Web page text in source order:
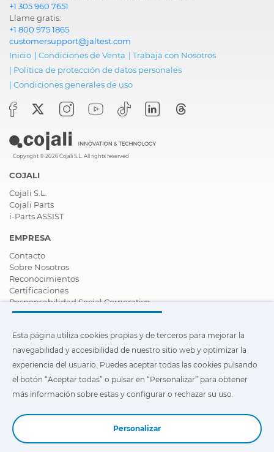
+1 305 960 7651
Llame gratis:
+1 800 975 1865
customersupport@jaltest.com
Inicio | Condiciones de Venta | Trabaja con Nosotros
| Política de protección de datos personales
| Condiciones generales de uso
Copyright © 2026 Cojali S.L. All rights reserved
COJALI
Cojali S.L.
Cojali Parts
i-Parts ASSIST
EMPRESA
Contacto
Sobre Nosotros
Reconocimientos
Certificaciones
Responsabilidad Social Corporativa
Ser distribuidor
Vídeos
FAQ - Preguntas Frecuentes
Esta página utiliza cookies propias y de terceros para mejorar la
navegabilidad y accesibilidad de nuestro sitio web y optimizar
la experiencia del usuario. Puedes pulsar en"Configuración"
rechazar su uso.
Esta página utiliza cookies propias y de terceros para mejorar la
navegabilidad y accesibilidad de nuestro sitio web y optimizar la
experiencia del usuario. Puedes aceptar todas las cookies pulsando
el botón “Aceptar todas” o pulsar en “Personalizar” para obtener
más información sobre estas y configurar o rechazar su uso.
Personalizar